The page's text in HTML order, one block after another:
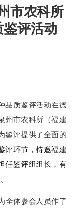
市农科所
鉴评活动
品质鉴评活动在德
州市农科所（福建
鉴评提供了全面的
评环节，特邀福建
任鉴评组组长，有
全体参会人员作了